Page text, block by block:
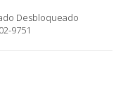
Desbloqueado
9751